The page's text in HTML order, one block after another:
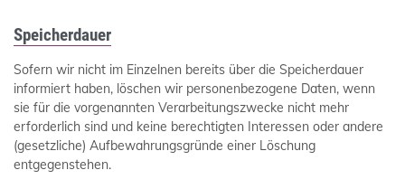
Speicherdauer
Sofern wir nicht im Einzelnen bereits über die Speicherdauer
informiert haben, löschen wir personenbezogene Daten, wenn
sie für die vorgenannten Verarbeitungszwecke nicht mehr
erforderlich sind und keine berechtigten Interessen oder andere
(gesetzliche) Aufbewahrungsgründe einer Löschung
entgegenstehen.